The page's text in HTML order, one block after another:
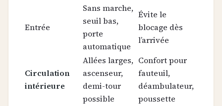
Entrée
Sans marche,
seuil bas,
porte
automatique
Évite le
blocage dès
l’arrivée
Circulation
intérieure
Allées larges,
ascenseur,
demi-tour
possible
Confort pour
fauteuil,
déambulateur,
poussette